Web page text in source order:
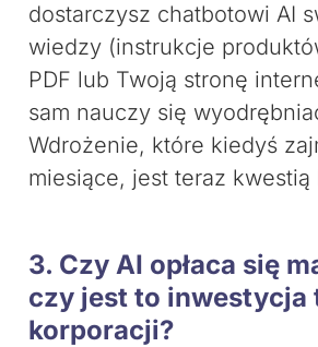
dostarczysz chatbotowi AI
wiedzy (instrukcje
PDF lub Twoją stronę
sam nauczy się
Wdrożenie, które kiedyś
miesiące, jest teraz kwestią
3. Czy AI opłaca się
czy jest to inwestycja
korporacji?